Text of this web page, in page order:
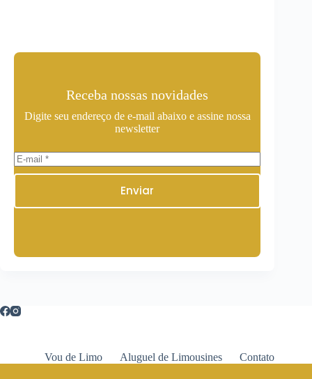
Receba nossas novidades
Digite seu endereço de e-mail abaixo e assine nossa
newsletter
Enviar
Vou de Limo Aluguel de Limousines Contato